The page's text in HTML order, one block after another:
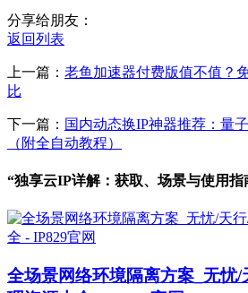
分享给朋友：
返回列表
上一篇： 老鱼加速器付费版值不值？
比
下一篇： 国内动态换IP神器推荐：量
（附全自动教程）
“独享云IP详解：获取、场景与使用指
全场景网络环境隔离方案_无忧